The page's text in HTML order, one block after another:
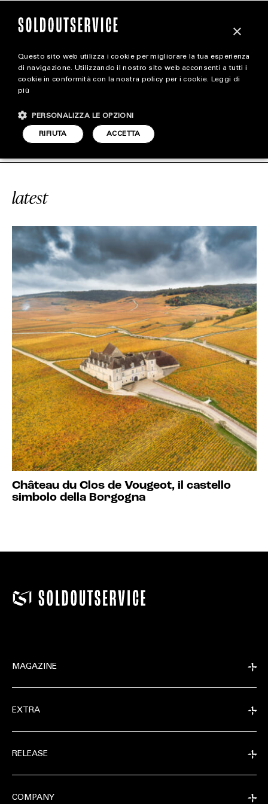
magazine
STYLE
FOOTWEAR
CLOS DE VOUGEOT
latest
Château du Clos de Vougeot, il castello
simbolo della Borgogna
MAGAZINE
EXTRA
RELEASE
COMPANY
×
Questo sito web utilizza i cookie per migliorare la tua esperienza
di navigazione. Utilizzando il nostro sito web acconsenti a tutti i
cookie in conformità con la nostra policy per i cookie. Leggi di
più
ACCETTA
RIFIUTA
PERSONALIZZA LE OPZIONI